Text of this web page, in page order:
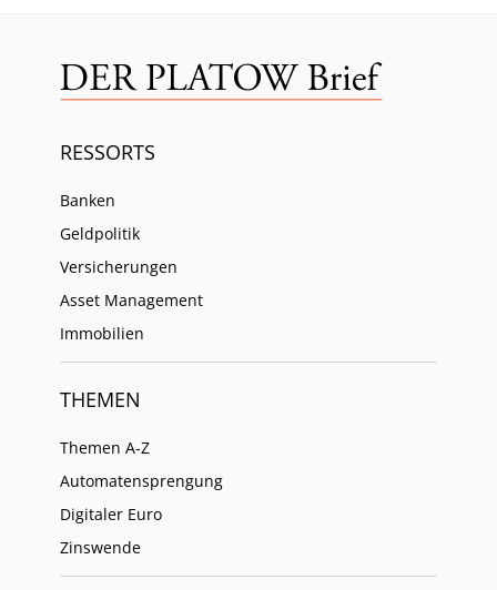
RESSORTS
Banken
Geldpolitik
Versicherungen
Asset Management
Immobilien
THEMEN
Themen A-Z
Automatensprengung
Digitaler Euro
Zinswende